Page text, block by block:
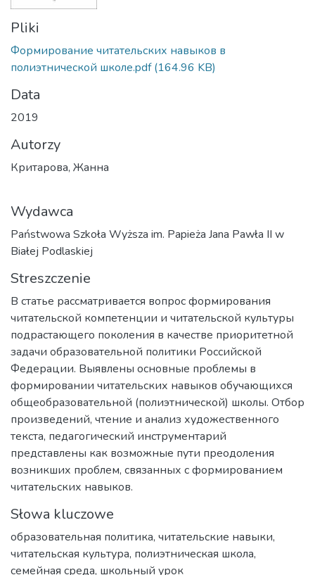
Pliki
Формирование читательских навыков в
полиэтнической школе.pdf (164.96 KB)
Data
2019
Autorzy
Критарова, Жанна
Wydawca
Państwowa Szkoła Wyższa im. Papieża Jana Pawła II w
Białej Podlaskiej
Streszczenie
В статье рассматривается вопрос формирования
читательской компетенции и читательской культуры
подрастающего поколения в качестве приоритетной
задачи образовательной политики Российской
Федерации. Выявлены основные проблемы в
формировании читательских навыков обучающихся
общеобразовательной (полиэтнической) школы. Отбор
произведений, чтение и анализ художественного
текста, педагогический инструментарий
представлены как возможные пути преодоления
возникших проблем, связанных с формированием
читательских навыков.
Słowa kluczowe
образовательная политика, читательские навыки,
читательская культура, полиэтническая школа,
семейная среда, школьный урок